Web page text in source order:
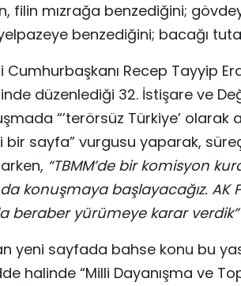
filin mızrağa benzediğini;
benzediğini; bacağı
Cumhurbaşkanı Recep Tayyip
düzenlediği 32. İstişare ve
“’terörsüz Türkiye’ olarak
bir sayfa” vurgusu yaparak,
“TBMM’de bir komisyon
konuşmaya başlayacağız. AK
beraber yürümeye karar verdik”
yeni sayfada bahse konu bu
halinde “Milli Dayanışma ve